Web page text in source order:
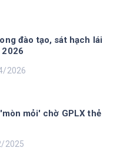
đào tạo, sát hạch lái
2026
mỏi' chờ GPLX thẻ
2025